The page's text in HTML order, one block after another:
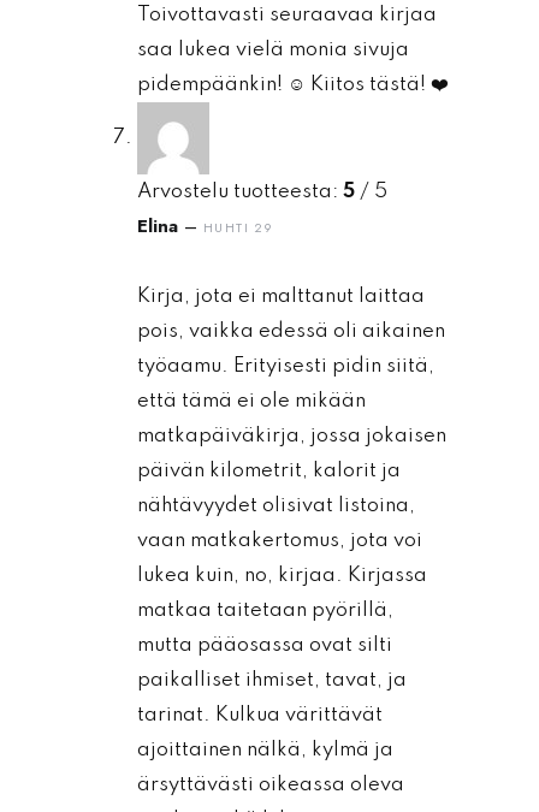
Toivottavasti seuraavaa kirjaa
saa lukea vielä monia sivuja
pidempäänkin! ☺️ Kiitos tästä! ❤️
Arvostelu tuotteesta: 5 / 5
Elina – HUHTI 29
Kirja, jota ei malttanut laittaa
pois, vaikka edessä oli aikainen
työaamu. Erityisesti pidin siitä,
että tämä ei ole mikään
matkapäiväkirja, jossa jokaisen
päivän kilometrit, kalorit ja
nähtävyydet olisivat listoina,
vaan matkakertomus, jota voi
lukea kuin, no, kirjaa. Kirjassa
matkaa taitetaan pyörillä,
mutta pääosassa ovat silti
paikalliset ihmiset, tavat, ja
tarinat. Kulkua värittävät
ajoittainen nälkä, kylmä ja
ärsyttävästi oikeassa oleva